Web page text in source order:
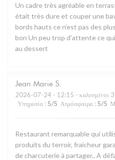
Un cadre très agréable en
était très dure et couper une
bords hauts ce n’est pas des
bon Un peu trop d’attente ce
au dessert
Jean Marie S
2026-07-24 - 12:15 - καλεσμένοι 3
Υπηρεσία : 5/5 Ατμόσφαιρα : 5/5
Restaurant remarquable qui
produits du terroir, fraicheur
de charcuterie à partager.. A